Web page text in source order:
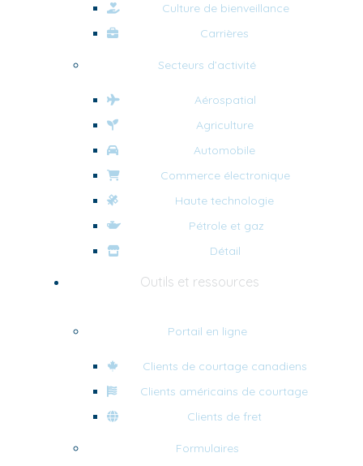
Culture de bienveillance
Carrières
Secteurs d’activité
Aérospatial
Agriculture
Automobile
Commerce électronique
Haute technologie
Pétrole et gaz
Détail
Outils et ressources
Portail en ligne
Clients de courtage canadiens
Clients américains de courtage
Clients de fret
Formulaires